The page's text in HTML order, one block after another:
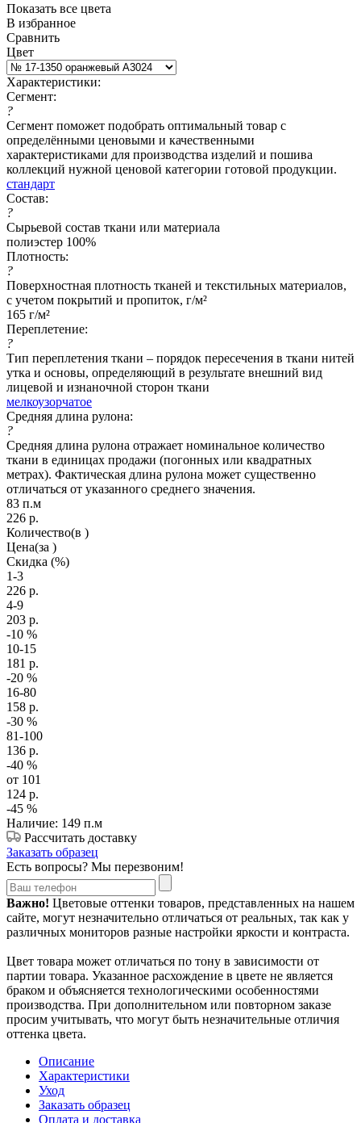
Показать все цвета
В избранное
Сравнить
Цвет
Характеристики:
Сегмент:
?
Сегмент поможет подобрать оптимальный товар с
определёнными ценовыми и качественными
характеристиками для производства изделий и пошива
коллекций нужной ценовой категории готовой продукции.
стандарт
Состав:
?
Сырьевой состав ткани или материала
полиэстер 100%
Плотность:
?
Поверхностная плотность тканей и текстильных материалов,
с учетом покрытий и пропиток, г/м²
165 г/м²
Переплетение:
?
Тип переплетения ткани – порядок пересечения в ткани нитей
утка и основы, определяющий в результате внешний вид
лицевой и изнаночной сторон ткани
мелкоузорчатое
Средняя длина рулона:
?
Средняя длина рулона отражает номинальное количество
ткани в единицах продажи (погонных или квадратных
метрах). Фактическая длина рулона может существенно
отличаться от указанного среднего значения.
83 п.м
226 р.
Количество(в )
Цена(за )
Скидка (%)
1-3
226 р.
4-9
203 р.
-10 %
10-15
181 р.
-20 %
16-80
158 р.
-30 %
81-100
136 р.
-40 %
от 101
124 р.
-45 %
Наличие: 149 п.м
Рассчитать доставку
Заказать образец
Есть вопросы? Мы перезвоним!
Важно! Цветовые оттенки товаров, представленных на нашем
сайте, могут незначительно отличаться от реальных, так как у
различных мониторов разные настройки яркости и контраста.
Цвет товара может отличаться по тону в зависимости от
партии товара. Указанное расхождение в цвете не является
браком и объясняется технологическими особенностями
производства. При дополнительном или повторном заказе
просим учитывать, что могут быть незначительные отличия
оттенка цвета.
Описание
Характеристики
Уход
Заказать образец
Оплата и доставка